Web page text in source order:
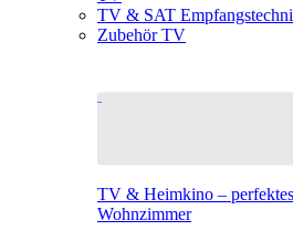
TV & SAT
Zubehör TV
TV & Heimkino –
Wohnzimmer